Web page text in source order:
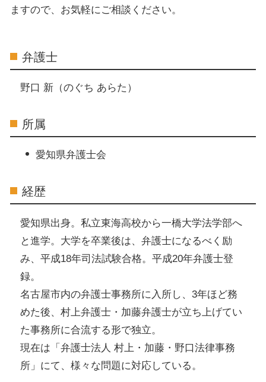
ますので、お気軽にご相談ください。
弁護士
野口 新（のぐち あらた）
所属
愛知県弁護士会
経歴
愛知県出身。私立東海高校から一橋大学法学部へ
と進学。大学を卒業後は、弁護士になるべく励
み、平成18年司法試験合格。平成20年弁護士登
録。
名古屋市内の弁護士事務所に入所し、3年ほど務
めた後、村上弁護士・加藤弁護士が立ち上げてい
た事務所に合流する形で独立。
現在は「弁護士法人 村上・加藤・野口法律事務
所」にて、様々な問題に対応している。